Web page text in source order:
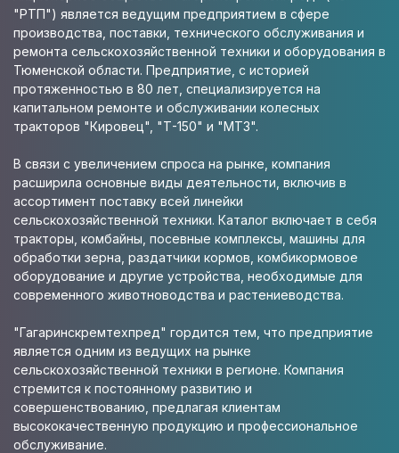
"РТП") является ведущим предприятием в сфере
производства, поставки, технического обслуживания и
ремонта сельскохозяйственной техники и оборудования в
Тюменской области. Предприятие, с историей
протяженностью в 80 лет, специализируется на
капитальном ремонте и обслуживании колесных
тракторов "Кировец", "Т-150" и "МТЗ".
В связи с увеличением спроса на рынке, компания
расширила основные виды деятельности, включив в
ассортимент поставку всей линейки
сельскохозяйственной техники. Каталог включает в себя
тракторы, комбайны, посевные комплексы, машины для
обработки зерна, раздатчики кормов, комбикормовое
оборудование и другие устройства, необходимые для
современного животноводства и растениеводства.
"Гагаринскремтехпред" гордится тем, что предприятие
является одним из ведущих на рынке
сельскохозяйственной техники в регионе. Компания
стремится к постоянному развитию и
совершенствованию, предлагая клиентам
высококачественную продукцию и профессиональное
обслуживание.